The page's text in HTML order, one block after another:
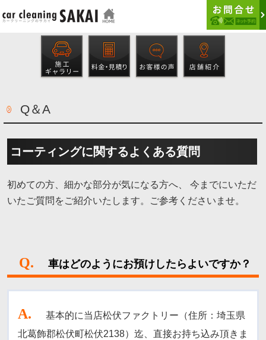
Q＆A
コーティングに関するよくある質問
初めての方、細かな部分が気になる方へ、 今までにいただ
いたご質問をご紹介いたします。ご参考くださいませ。
Q. 車はどのようにお預けしたらよいですか？
A.
基本的に当店松伏ファクトリー（住所：埼玉県
北葛飾郡松伏町松伏2138）迄、直接お持ち込み頂きま